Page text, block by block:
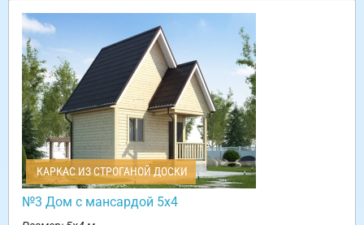
КАРКАС ИЗ СТРОГАНОЙ ДОСКИ
№3 Дом с мансардой 5х4